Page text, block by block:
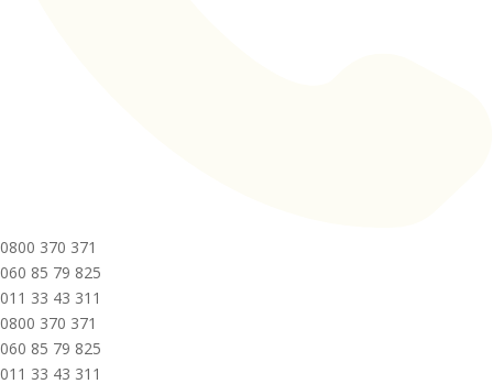
0800 370 371
060 85 79 825
011 33 43 311
0800 370 371
060 85 79 825
011 33 43 311